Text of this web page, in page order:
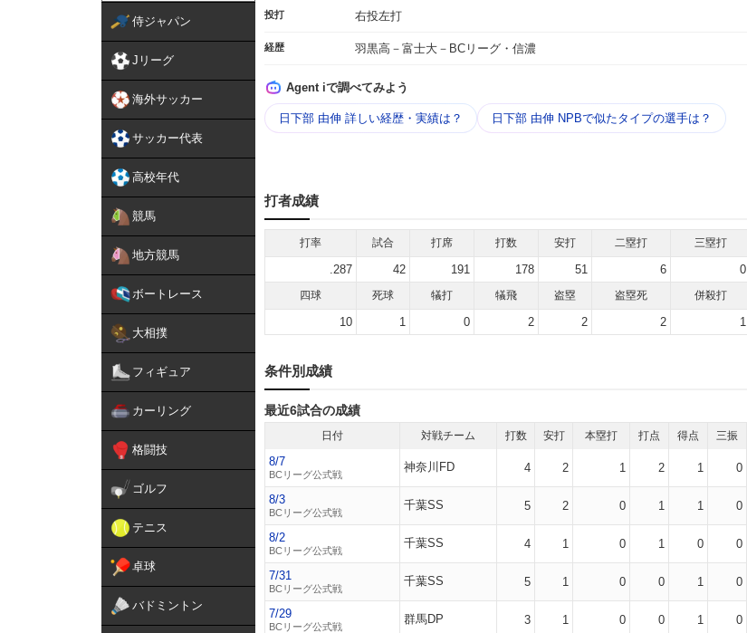
侍ジャパン
Jリーグ
海外サッカー
サッカー代表
高校年代
競馬
地方競馬
ボートレース
大相撲
フィギュア
カーリング
格闘技
ゴルフ
テニス
卓球
バドミントン
投打 右投左打
経歴 羽黒高－富士大－BCリーグ・信濃
Agent iで調べてみよう
日下部 由伸 詳しい経歴・実績は？ 日下部 由伸 NPBで似たタイプの選手は？
打者成績
打率 試合 打席 打数 安打 二塁打 三塁打
.287 42 191 178 51 6 0
四球 死球 犠打 犠飛 盗塁 盗塁死 併殺打
10 1 0 2 2 2 1
条件別成績
最近6試合の成績
日付 対戦チーム 打数 安打 本塁打 打点 得点 三振
8/7
BCリーグ公式戦
神奈川FD 4 2 1 2 1 0
8/3
BCリーグ公式戦
千葉SS 5 2 0 1 1 0
8/2
BCリーグ公式戦
千葉SS 4 1 0 1 0 0
7/31
BCリーグ公式戦
千葉SS 5 1 0 0 1 0
7/29
BCリーグ公式戦
群馬DP 3 1 0 0 1 0